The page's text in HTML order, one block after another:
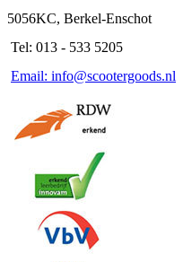
5056KC, Berkel-Enschot
Tel: 013 - 533 5205
Email: info@scootergoods.nl